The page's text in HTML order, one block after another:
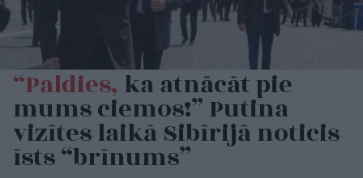
“Paldies, ka atnācāt pie
mums ciemos!” Putina
vizītes laikā Sibīrijā noticis
īsts “brīnums”